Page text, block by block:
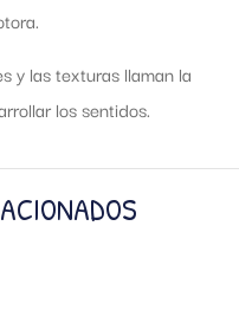
y las texturas llaman la
los sentidos.